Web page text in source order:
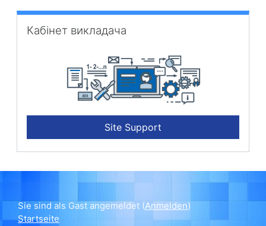
Кабінет викладача überspringen
Кабінет викладача
Site Support
Sie sind als Gast angemeldet (Anmelden)
Startseite